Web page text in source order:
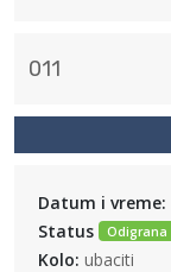
011
Datum i vreme:
Status
Odigrana
Kolo: ubaciti